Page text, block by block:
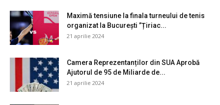
Maximă tensiune la finala turneului de tenis
organizat la București ”Țiriac...
21 aprilie 2024
Camera Reprezentanților din SUA Aprobă
Ajutorul de 95 de Miliarde de...
21 aprilie 2024